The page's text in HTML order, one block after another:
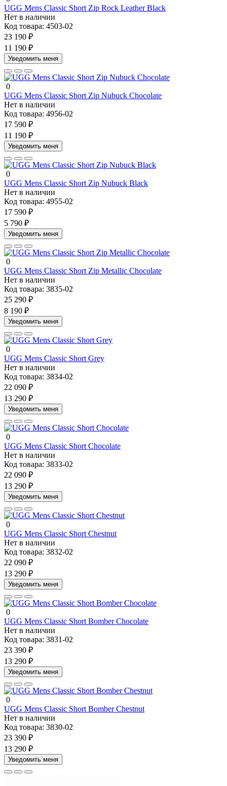
UGG Mens Classic Short Zip Rock Leather Black
Нет в наличии
Код товара: 4503-02
23 190 ₽
11 190 ₽
Уведомить меня
0
UGG Mens Classic Short Zip Nubuck Chocolate
Нет в наличии
Код товара: 4956-02
17 590 ₽
11 190 ₽
Уведомить меня
0
UGG Mens Classic Short Zip Nubuck Black
Нет в наличии
Код товара: 4955-02
17 590 ₽
5 790 ₽
Уведомить меня
0
UGG Mens Classic Short Zip Metallic Chocolate
Нет в наличии
Код товара: 3835-02
25 290 ₽
8 190 ₽
Уведомить меня
0
UGG Mens Classic Short Grey
Нет в наличии
Код товара: 3834-02
22 090 ₽
13 290 ₽
Уведомить меня
0
UGG Mens Classic Short Chocolate
Нет в наличии
Код товара: 3833-02
22 090 ₽
13 290 ₽
Уведомить меня
0
UGG Mens Classic Short Chestnut
Нет в наличии
Код товара: 3832-02
22 090 ₽
13 290 ₽
Уведомить меня
0
UGG Mens Classic Short Bomber Chocolate
Нет в наличии
Код товара: 3831-02
23 390 ₽
13 290 ₽
Уведомить меня
0
UGG Mens Classic Short Bomber Chestnut
Нет в наличии
Код товара: 3830-02
23 390 ₽
13 290 ₽
Уведомить меня